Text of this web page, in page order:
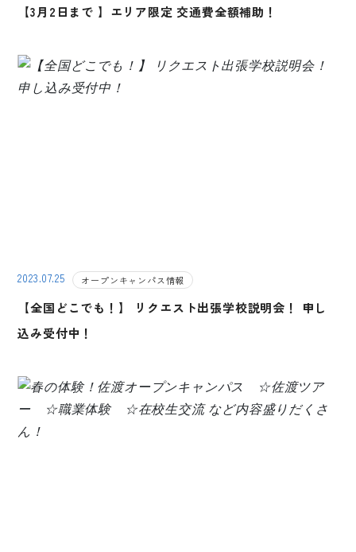
【3月2日まで 】エリア限定 交通費全額補助！
2023.07.25 オープンキャンパス情報
【全国どこでも！】 リクエスト出張学校説明会！ 申し
込み受付中！